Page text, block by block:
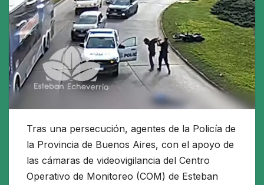
Tras una persecución, agentes de la Policía de
la Provincia de Buenos Aires, con el apoyo de
las cámaras de videovigilancia del Centro
Operativo de Monitoreo (COM) de Esteban